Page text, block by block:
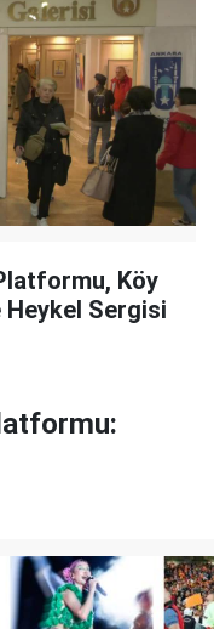
Köy
Heykel Sergisi